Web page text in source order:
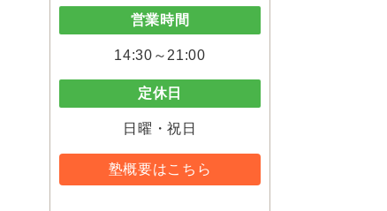
営業時間
14:30～21:00
定休日
日曜・祝日
塾概要はこちら